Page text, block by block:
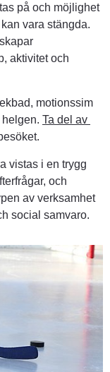
på och möjlighet
vara stängda.
aktivitet och
motionssim
Ta del av
vistas i en trygg
och
av verksamhet
social samvaro.